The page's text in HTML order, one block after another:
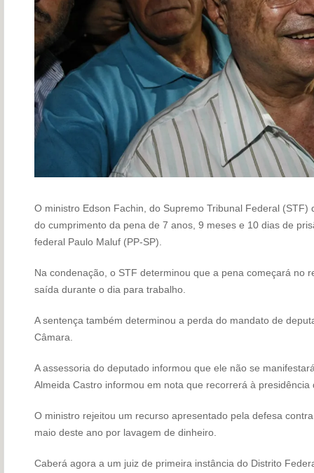
O ministro Edson Fachin, do Supremo Tribunal Federal (STF)
do cumprimento da pena de 7 anos, 9 meses e 10 dias de
federal Paulo Maluf (PP-SP).
Na condenação, o STF determinou que a pena começará no
saída durante o dia para trabalho.
A sentença também determinou a perda do mandato de
Câmara.
A assessoria do deputado informou que ele não se
Almeida Castro informou em nota que recorrerá à presidência
O ministro rejeitou um recurso apresentado pela defesa
maio deste ano por lavagem de dinheiro.
Caberá agora a um juiz de primeira instância do Distrito